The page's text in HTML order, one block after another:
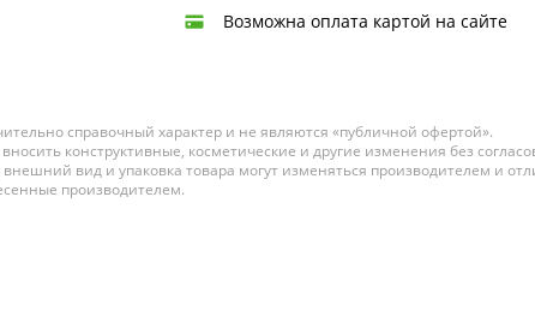
Возможна оплата картой на сайте
справочный характер и не являются «публичной офертой».
конструктивные, косметические и другие изменения без
вид и упаковка товара могут изменяться производителем и
производителем.